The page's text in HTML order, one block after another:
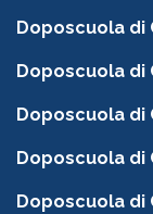
Doposcuola di
Doposcuola di
Doposcuola di
Doposcuola di
Doposcuola di